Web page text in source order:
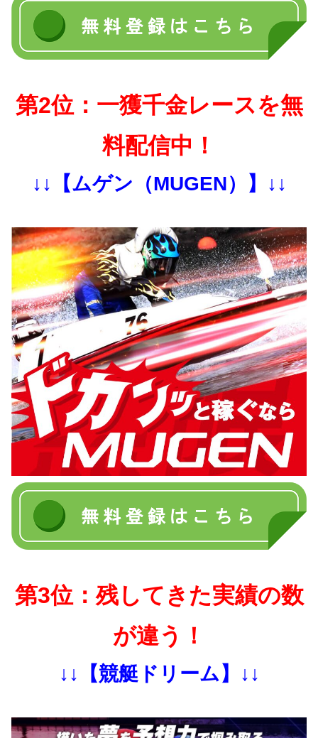
第2位：一獲千金レースを無
料配信中！
↓↓【ムゲン（MUGEN）】↓↓
第3位：残してきた実績の数
が違う！
↓↓【競艇ドリーム】↓↓